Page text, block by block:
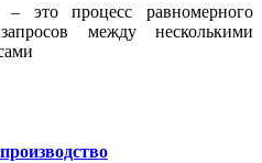
– это процесс равномерного
между несколькими